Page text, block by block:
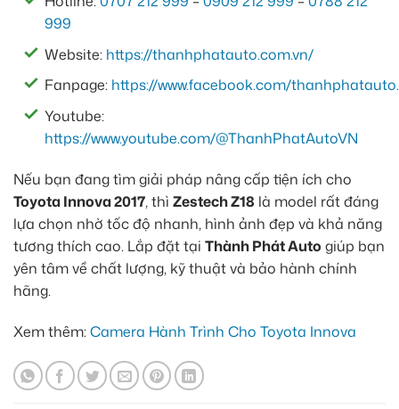
999
Website: https://thanhphatauto.com.vn/
Fanpage: https://www.facebook.com/
Youtube:
https://www.youtube.com/@ThanhPhatAutoVN
Nếu bạn đang tìm giải pháp nâng cấp tiện ích cho
Toyota Innova 2017, thì Zestech Z18 là model rất đáng
lựa chọn nhờ tốc độ nhanh, hình ảnh đẹp và khả năng
tương thích cao. Lắp đặt tại Thành Phát Auto giúp bạn
yên tâm về chất lượng, kỹ thuật và bảo hành chính
hãng.
Xem thêm:Camera Hành Trình Cho Toyota Innova